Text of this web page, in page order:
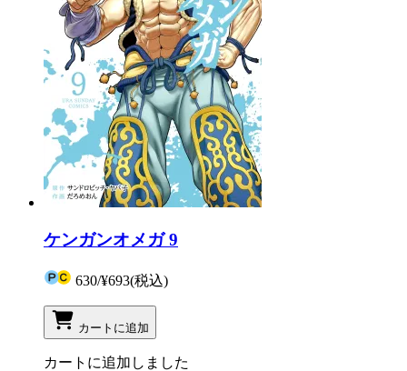
ケンガンオメガ 9
630/¥693(税込)
カートに追加
カートに追加しました